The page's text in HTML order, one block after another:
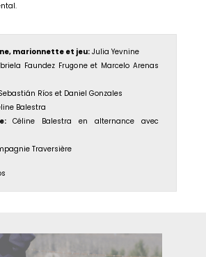
marionnette et jeu: Julia Yevnine
Faundez Frugone et Marcelo Arenas
Ríos et Daniel Gonzales
Balestra
Céline Balestra en alternance avec
Traversière